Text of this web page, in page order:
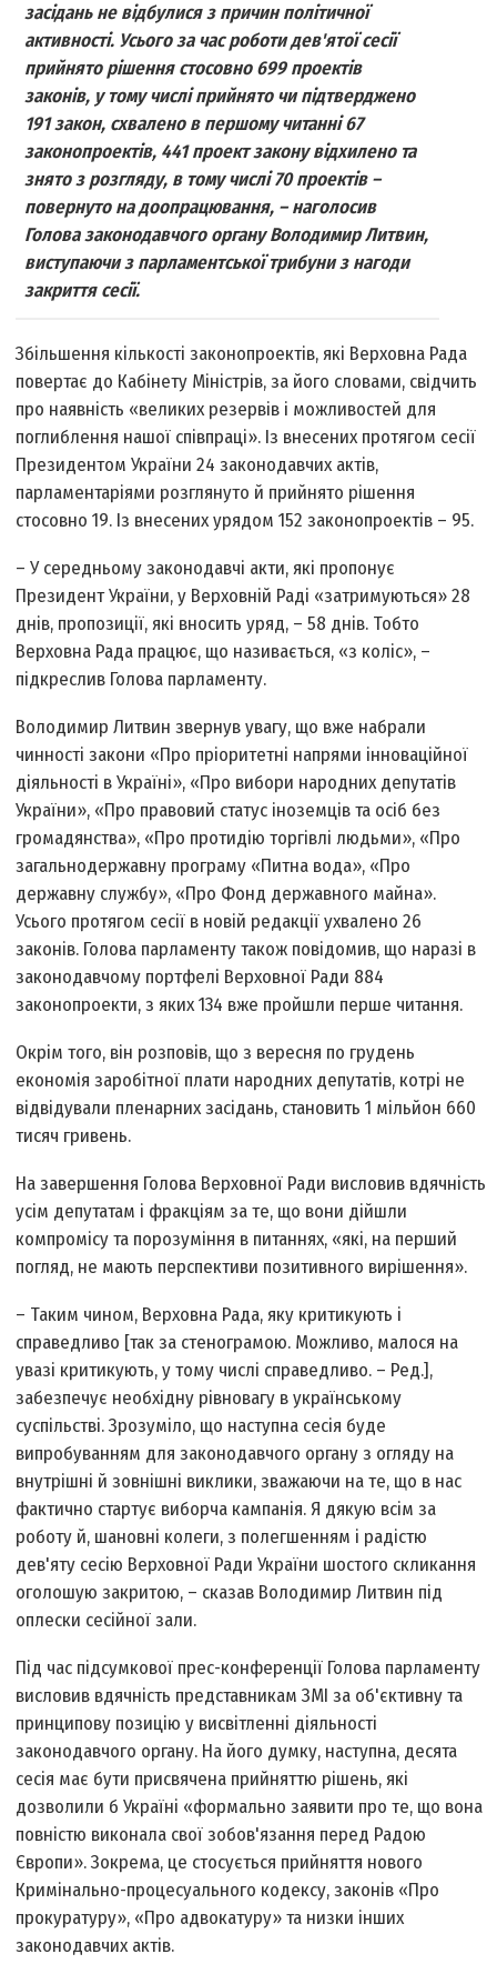
засідань не відбулися з причин політичної
активності. Усього за час роботи дев'ятої сесії
прийнято рішення стосовно 699 проектів
законів, у тому числі прийнято чи підтверджено
191 закон, схвалено в першому читанні 67
законопроектів, 441 проект закону відхилено та
знято з розгляду, в тому числі 70 проектів –
повернуто на доопрацювання, – наголосив
Голова законодавчого органу Володимир Литвин,
виступаючи з парламентської трибуни з нагоди
закриття сесії.
Збільшення кількості законопроектів, які Верховна Рада
повертає до Кабінету Міністрів, за його словами, свідчить
про наявність «великих резервів і можливостей для
поглиблення нашої співпраці». Із внесених протягом сесії
Президентом України 24 законодавчих актів,
парламентаріями розглянуто й прийнято рішення
стосовно 19. Із внесених урядом 152 законопроектів – 95.
– У середньому законодавчі акти, які пропонує
Президент України, у Верховній Раді «затримуються» 28
днів, пропозиції, які вносить уряд, – 58 днів. Тобто
Верховна Рада працює, що називається, «з коліс», –
підкреслив Голова парламенту.
Володимир Литвин звернув увагу, що вже набрали
чинності закони «Про пріоритетні напрями інноваційної
діяльності в Україні», «Про вибори народних депутатів
України», «Про правовий статус іноземців та осіб без
громадянства», «Про протидію торгівлі людьми», «Про
загальнодержавну програму «Питна вода», «Про
державну службу», «Про Фонд державного майна».
Усього протягом сесії в новій редакції ухвалено 26
законів. Голова парламенту також повідомив, що наразі в
законодавчому портфелі Верховної Ради 884
законопроекти, з яких 134 вже пройшли перше читання.
Окрім того, він розповів, що з вересня по грудень
економія заробітної плати народних депутатів, котрі не
відвідували пленарних засідань, становить 1 мільйон 660
тисяч гривень.
На завершення Голова Верховної Ради висловив вдячність
усім депутатам і фракціям за те, що вони дійшли
компромісу та порозуміння в питаннях, «які, на перший
погляд, не мають перспективи позитивного вирішення».
– Таким чином, Верховна Рада, яку критикують і
справедливо [так за стенограмою. Можливо, малося на
увазі критикують, у тому числі справедливо. – Ред.],
забезпечує необхідну рівновагу в українському
суспільстві. Зрозуміло, що наступна сесія буде
випробуванням для законодавчого органу з огляду на
внутрішні й зовнішні виклики, зважаючи на те, що в нас
фактично стартує виборча кампанія. Я дякую всім за
роботу й, шановні колеги, з полегшенням і радістю
дев'яту сесію Верховної Ради України шостого скликання
оголошую закритою, – сказав Володимир Литвин під
оплески сесійної зали.
Під час підсумкової прес-конференції Голова парламенту
висловив вдячність представникам ЗМІ за об'єктивну та
принципову позицію у висвітленні діяльності
законодавчого органу. На його думку, наступна, десята
сесія має бути присвячена прийняттю рішень, які
дозволили б Україні «формально заявити про те, що вона
повністю виконала свої зобов'язання перед Радою
Європи». Зокрема, це стосується прийняття нового
Кримінально-процесуального кодексу, законів «Про
прокуратуру», «Про адвокатуру» та низки інших
законодавчих актів.